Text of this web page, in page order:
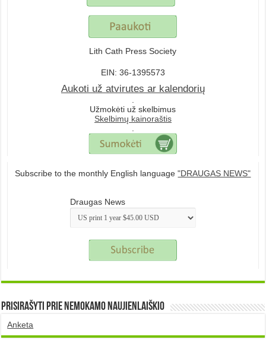
Lith Cath Press Society
EIN: 36-1395573
Aukoti už atvirutes ar kalendorių
Užmokėti už skelbimus
Skelbimų kainoraštis
Subscribe to the monthly English language"DRAUGAS NEWS"
Draugas News
Prisirašyti prie nemokamo naujienlaiškio
Anketa